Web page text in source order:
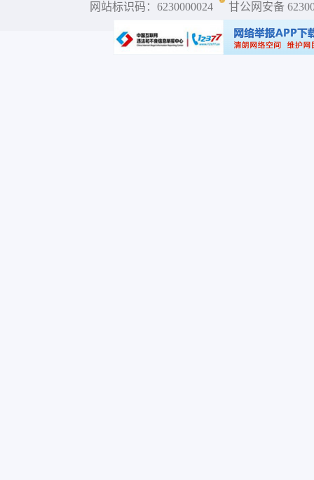
网站标识码：6230000024 甘公网安备